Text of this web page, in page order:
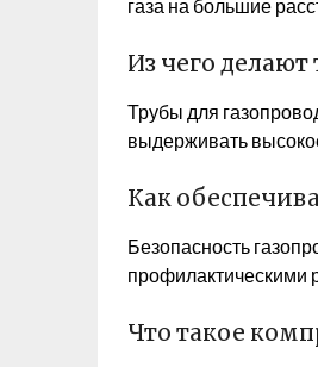
газа на большие
Из чего делают
Трубы для
выдерживать
Как
Безопасность
профилактическими
Что такое